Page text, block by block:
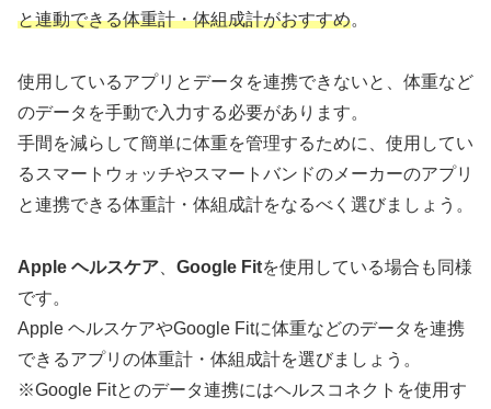
と連動できる体重計・体組成計がおすすめ。
使用しているアプリとデータを連携できないと、体重など
のデータを手動で入力する必要があります。
手間を減らして簡単に体重を管理するために、使用してい
るスマートウォッチやスマートバンドのメーカーのアプリ
と連携できる体重計・体組成計をなるべく選びましょう。
Apple ヘルスケア Google Fitを使用している場合も同様
です。
Apple ヘルスケアやGoogle Fitに体重などのデータを連携
できるアプリの体重計・体組成計を選びましょう。
※Google Fitとのデータ連携にはヘルスコネクトを使用す